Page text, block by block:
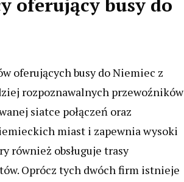
oferujący busy do
oferujących busy do Niemiec z
rozpoznawalnych przewoźników
siatce połączeń oraz
miast i zapewnia wysoki
również obsługuje trasy
Oprócz tych dwóch firm istnieje